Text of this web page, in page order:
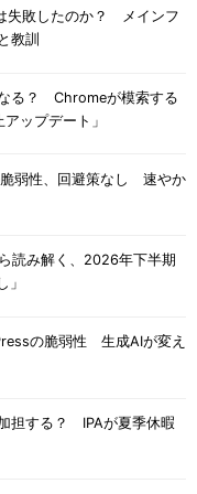
失敗したのか？ メインフ
教訓
る？ Chromeが模索する
ップデート」
弱性、回避策なし 速やか
読み解く、2026年下半期
」
の脆弱性 生成AIが変え
担する？ IPAが夏季休暇